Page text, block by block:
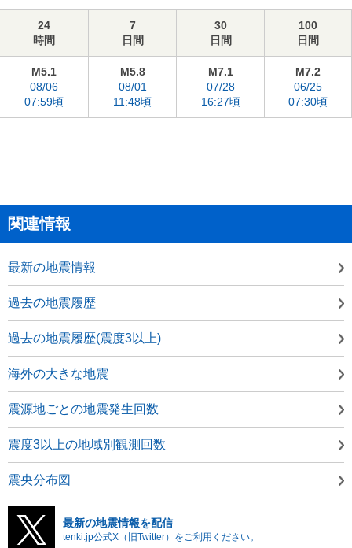
24
時間
7
日間
30
日間
100
日間
M5.1
08/06
07:59頃
M5.8
08/01
11:48頃
M7.1
07/28
16:27頃
M7.2
06/25
07:30頃
関連情報
最新の地震情報
過去の地震履歴
過去の地震履歴(震度3以上)
海外の大きな地震
震源地ごとの地震発生回数
震度3以上の地域別観測回数
震央分布図
最新の地震情報を配信
tenki.jp公式X（旧Twitter）をご利用ください。